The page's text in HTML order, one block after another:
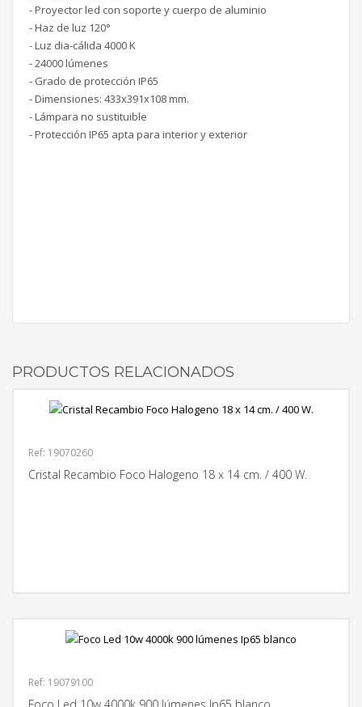
- Proyector led con soporte y cuerpo de aluminio
- Haz de luz 120°
- Luz dia-cálida 4000 K
- 24000 lúmenes
- Grado de protección IP65
- Dimensiones: 433x391x108 mm.
- Lámpara no sustituible
- Protección IP65 apta para interior y exterior
PRODUCTOS RELACIONADOS
Ref: 19070260
Cristal Recambio Foco Halogeno 18 x 14 cm. / 400 W.
Ref: 19079100
Foco Led 10w 4000k 900 lúmenes Ip65 blanco